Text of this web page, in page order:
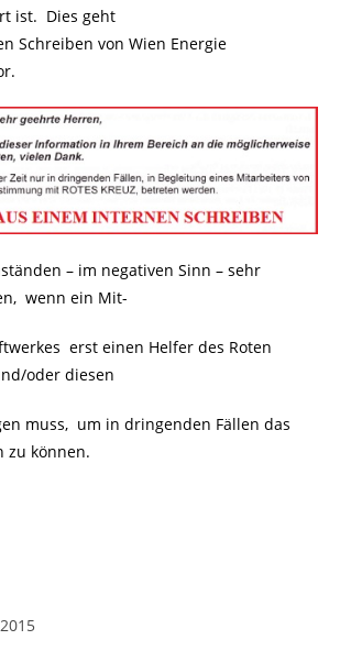
ist. Dies geht
Schreiben von Wien Energie
– im negativen Sinn – sehr
wenn ein Mit-
erst einen Helfer des Roten
oder diesen
muss, um in dringenden Fällen das
zu können.